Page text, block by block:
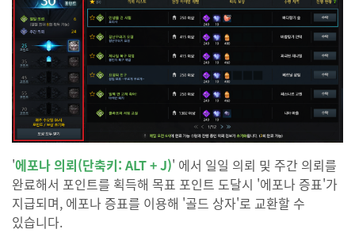
'에포나 의뢰(단축키: ALT + J)' 에서 일일 의뢰 및 주간 의뢰를
완료해서 포인트를 획득해 목표 포인트 도달시 '에포나 증표'가
지급되며, 에포나 증표를 이용해 '골드 상자'로 교환할 수
있습니다.